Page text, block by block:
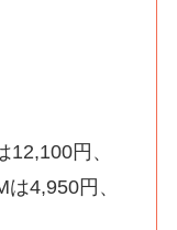
円、
4,950円、